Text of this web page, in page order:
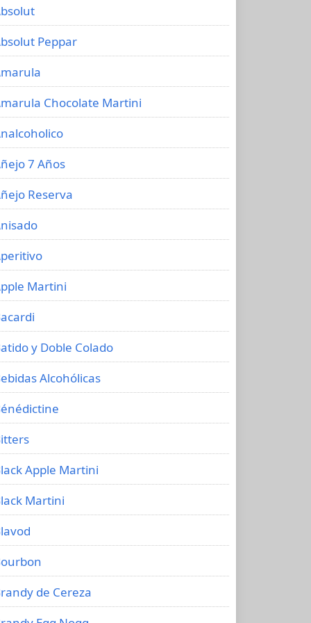
Peppar
Chocolate Martini
7 Años
Reserva
Martini
y Doble Colado
Alcohólicas
Apple Martini
Martini
de Cereza